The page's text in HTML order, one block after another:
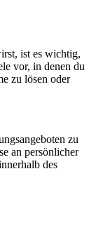
ist es wichtig,
vor, in denen du
zu lösen oder
zu
an persönlicher
des